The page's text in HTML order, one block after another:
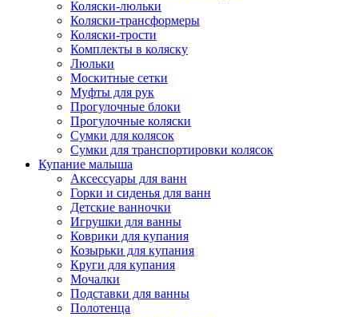
Коляски-люльки
Коляски-трансформеры
Коляски-трости
Комплекты в коляску
Люльки
Москитные сетки
Муфты для рук
Прогулочные блоки
Прогулочные коляски
Сумки для колясок
Сумки для транспортировки колясок
Купание малыша
Аксессуары для ванн
Горки и сиденья для ванн
Детские ванночки
Игрушки для ванны
Коврики для купания
Козырьки для купания
Круги для купания
Мочалки
Подставки для ванны
Полотенца